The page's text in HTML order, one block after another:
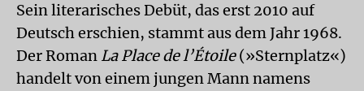
Sein literarisches Debüt, das erst 2010 auf
Deutsch erschien, stammt aus dem Jahr 1968.
Der Roman La Place de l’Étoile(»Sternplatz«)
handelt von einem jungen Mann namens